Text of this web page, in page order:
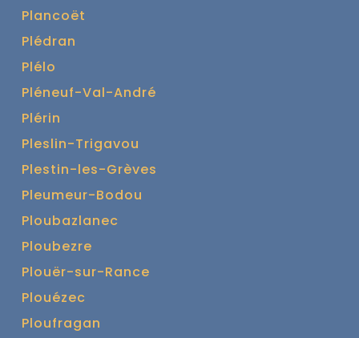
Plancoët
Plédran
Plélo
Pléneuf-Val-André
Plérin
Pleslin-Trigavou
Plestin-les-Grèves
Pleumeur-Bodou
Ploubazlanec
Ploubezre
Plouër-sur-Rance
Plouézec
Ploufragan